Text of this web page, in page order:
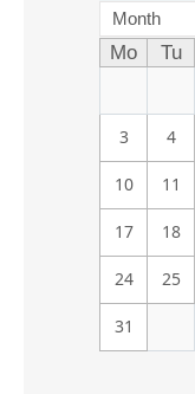
Month
Mo Tu
3 4
10 11
17 18
24 25
31